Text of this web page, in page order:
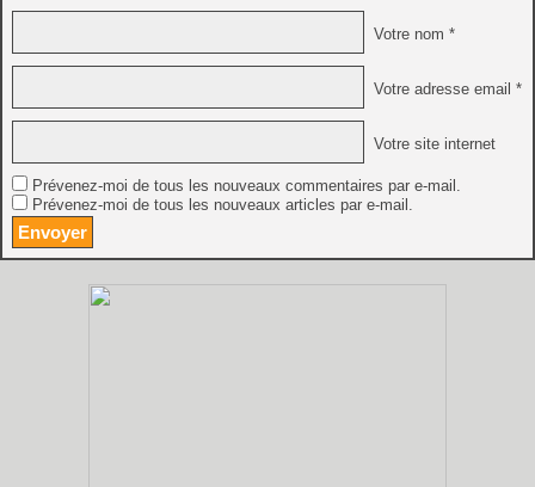
Votre nom *
Votre adresse email *
Votre site internet
Prévenez-moi de tous les nouveaux commentaires par e-mail.
Prévenez-moi de tous les nouveaux articles par e-mail.